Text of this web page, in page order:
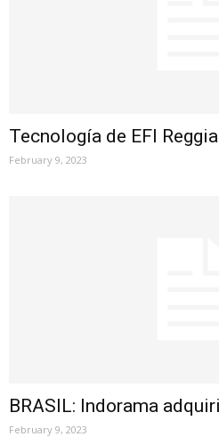
Tecnología de EFI
February 9, 2023
BRASIL: Indorama
February 9, 2023